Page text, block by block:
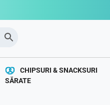
CHIPSURI & SNACKSURI
SĂRATE